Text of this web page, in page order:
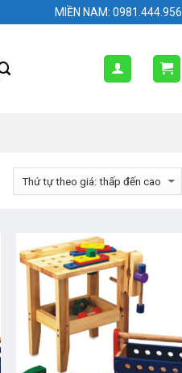
MIỀN NAM: 0981.444.956